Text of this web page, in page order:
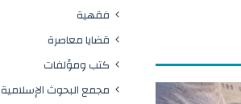
فقهية
قضايا معاصرة
كتب ومؤلفات
مجمع البحوث الإسلامية